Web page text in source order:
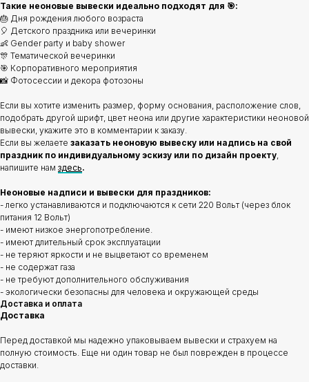
Такие неоновые вывески идеально подходят для 🎯:
🎂 Дня рождения любого возраста
🎈 Детского праздника или вечеринки
👶 Gender party и baby shower
🎊 Тематической вечеринки
🎯 Корпоративного мероприятия
📸 Фотосессии и декора фотозоны
Если вы хотите изменить размер, форму основания, расположение слов,
подобрать другой шрифт, цвет неона или другие характеристики неоновой
вывески, укажите это в комментарии к заказу.
Если вы желаете заказать неоновую вывеску или надпись на свой
праздник по индивидуальному эскизу или по дизайн проекту,
напишите нам здесь.
Неоновые надписи и вывески для праздников:
- легко устанавливаются и подключаются к сети 220 Вольт (через блок
питания 12 Вольт)
- имеют низкое энергопотребление.
- имеют длительный срок эксплуатации
- не теряют яркости и не выцветают со временем
- не содержат газа
- не требуют дополнительного обслуживания
- экологически безопасны для человека и окружающей среды
Доставка и оплата
Доставка
Перед доставкой мы надежно упаковываем вывески и страхуем на
полную стоимость. Еще ни один товар не был поврежден в процессе
доставки.